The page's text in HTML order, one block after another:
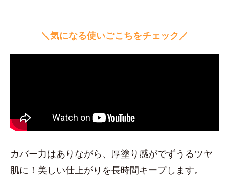
＼気になる使いごこちをチェック／
カバー力はありながら、厚塗り感がでずうるツヤ
肌に！美しい仕上がりを長時間キープします。